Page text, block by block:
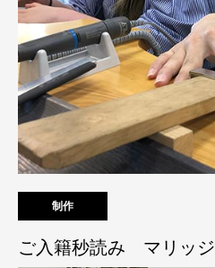
制作
ご入籍秒読み マリッ